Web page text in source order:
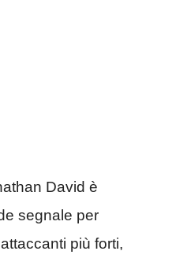
David è
segnale per
più forti,